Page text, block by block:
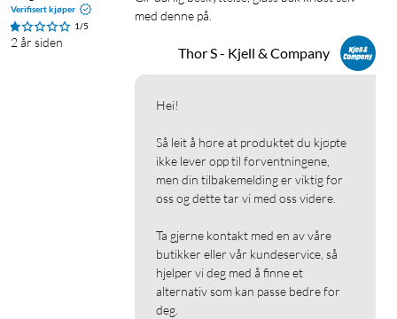
Verifisert kjøper
1/5
2 år siden
med denne på.
Thor S - Kjell & Company
Hei!
Så leit å høre at produktet du kjøpte
ikke lever opp til forventningene,
men din tilbakemelding er viktig for
oss og dette tar vi med oss videre.
Ta gjerne kontakt med en av våre
butikker eller vår kundeservice, så
hjelper vi deg med å finne et
alternativ som kan passe bedre for
deg.